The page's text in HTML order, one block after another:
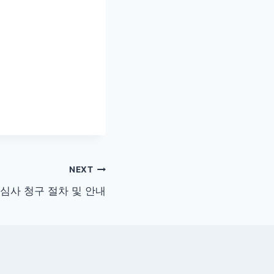
NEXT
사 청구 절차 및 안내